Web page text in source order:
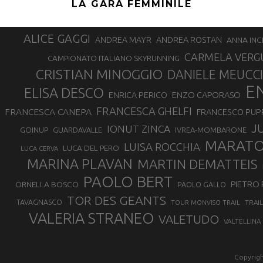
LA GARA FEMMINILE
ALICE GAGGI ANDREA MAYR ANDREA ROSTAN ANNA
CAMPIONATO ITALIANO SKYRUNNING CARMELA
CRISTIAN MINOGGIO DANIELE MEUCCI
ELISA DESCO ENRICA PERICO ENZO CAPORASO
FRANCESCA CANEPA FRANCESCA GHELFI FRANCESCO
GOINUP GUARDAVALLE IONUT ZINCA IVREA-MOMBARONE
LUCA CERVA LUCA DEL PERO LUISA ROCCHIA
MARINA PLAVAN MARTIN DEMATTEIS
ORNELLA BOSCO PAOLO BERT PAOLO GALLO PIETRO
TAVAGNASCO TOR DES GEANTS TOUR MONVISO TRAIL
VALERIA STRANEO VALETUDO VALTELLINA